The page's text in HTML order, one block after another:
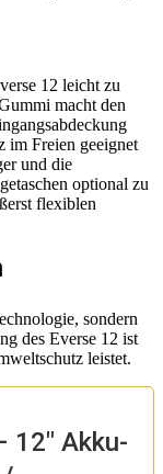
12 leicht zu
macht den
im Freien geeignet
und die
optional zu
flexiblen
sondern
des Everse 12 ist
leistet.
12″ Akku-